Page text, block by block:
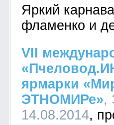
Яркий
фламенко и
VII
ярмарки
ЭТНОМИРе»,
14.08.2014